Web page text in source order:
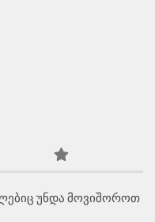
უნდა მოვიშოროთ